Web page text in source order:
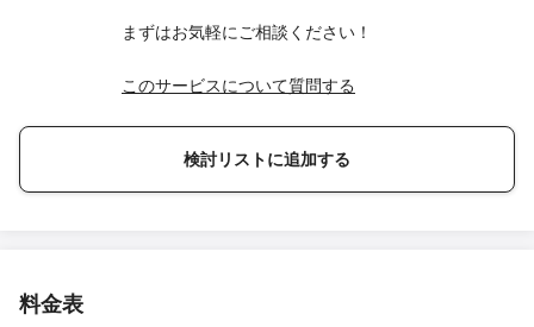
まずはお気軽にご相談ください！
このサービスについて質問する
検討リストに追加する
料金表